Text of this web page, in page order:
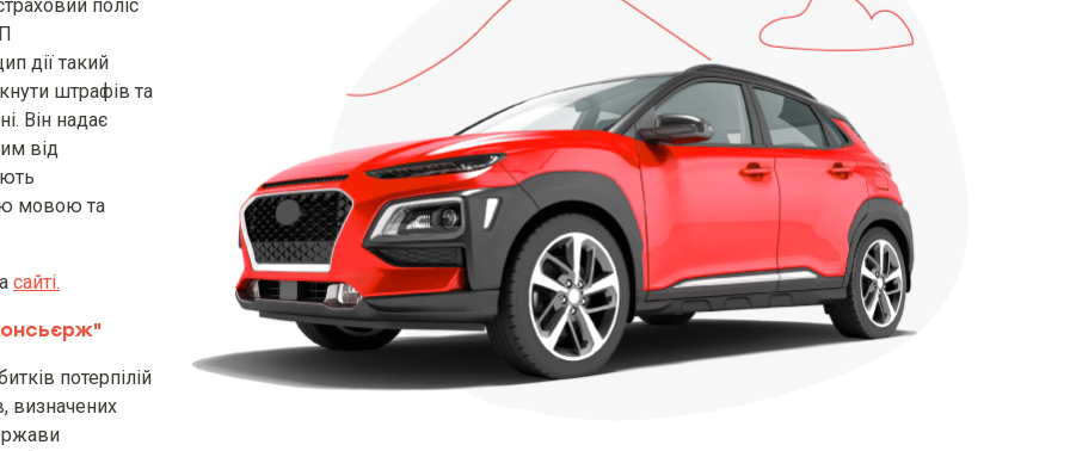
страхування [включаючи інформацію про порядок вступу його в дію та період(и)
договору обов’язкового страхування цивільно-правової
транспортних засобів та способи отримання інформації про факт внесення
ТЗ в результаті його правомірного відчуження договір «Зелена картка»
строку його дії, а права та обов’язки страхувальника переходять до нового
поліс
дії такий
штрафів та
Він надає
від
мовою та
сайті.
потерпілій
визначених